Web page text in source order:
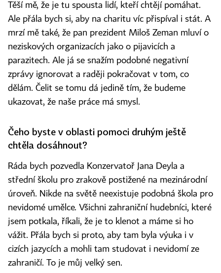
Těší mě, že je tu spousta lidí, kteří chtějí pomáhat.
Ale přála bych si, aby na charitu víc přispíval i stát. A
mrzí mě také, že pan prezident Miloš Zeman mluví o
neziskových organizacích jako o pijavicích a
parazitech. Ale já se snažím podobné negativní
zprávy ignorovat a raději pokračovat v tom, co
dělám. Čelit se tomu dá jedině tím, že budeme
ukazovat, že naše práce má smysl.
Čeho byste v oblasti pomoci druhým ještě
chtěla dosáhnout?
Ráda bych pozvedla Konzervatoř Jana Deyla a
střední školu pro zrakově postižené na mezinárodní
úroveň. Nikde na světě neexistuje podobná škola pro
nevidomé umělce. Všichni zahraniční hudebníci, které
jsem potkala, říkali, že je to klenot a máme si ho
vážit. Přála bych si proto, aby tam byla výuka i v
cizích jazycích a mohli tam studovat i nevidomí ze
zahraničí. To je můj velký sen.